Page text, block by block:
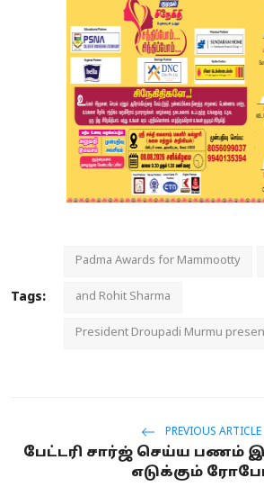
Tags:
Padma Awards for Mammootty
and Rohit Sharma
President Droupadi Murmu
PREVIOUS ARTICLE
பேட்டரி சார்ஜ் செய்ய பணம்
எடுக்கும்